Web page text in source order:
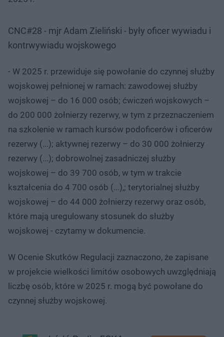
CNC#28 - mjr Adam Zieliński - były oficer wywiadu i
kontrwywiadu wojskowego
- W 2025 r. przewiduje się powołanie do czynnej służby
wojskowej pełnionej w ramach: zawodowej służby
wojskowej – do 16 000 osób; ćwiczeń wojskowych –
do 200 000 żołnierzy rezerwy, w tym z przeznaczeniem
na szkolenie w ramach kursów podoficerów i oficerów
rezerwy (...); aktywnej rezerwy – do 30 000 żołnierzy
rezerwy (...); dobrowolnej zasadniczej służby
wojskowej – do 39 700 osób, w tym w trakcie
kształcenia do 4 700 osób (...),; terytorialnej służby
wojskowej – do 44 000 żołnierzy rezerwy oraz osób,
które mają uregulowany stosunek do służby
wojskowej - czytamy w dokumencie.
W Ocenie Skutków Regulacji zaznaczono, że zapisane
w projekcie wielkości limitów osobowych uwzględniają
liczbę osób, które w 2025 r. mogą być powołane do
czynnej służby wojskowej.